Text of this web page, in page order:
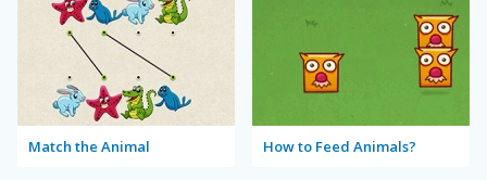
Match the Animal How to Feed Animals?